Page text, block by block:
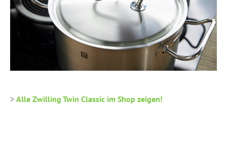
> Alle Zwilling Twin Classic im Shop zeigen!